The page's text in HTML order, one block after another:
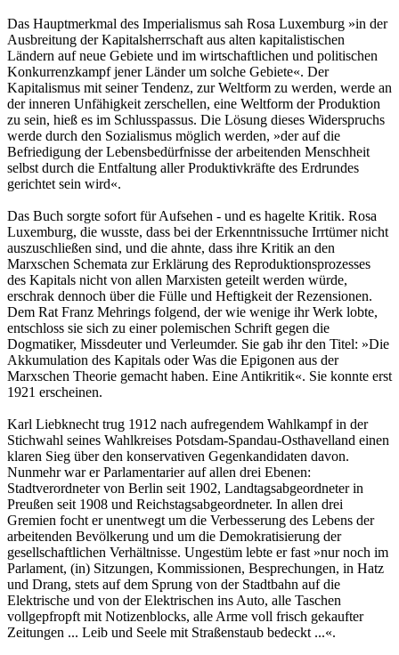
Das Hauptmerkmal des Imperialismus sah Rosa Luxemburg »in der
Ausbreitung der Kapitalsherrschaft aus alten kapitalistischen
Ländern auf neue Gebiete und im wirtschaftlichen und politischen
Konkurrenzkampf jener Länder um solche Gebiete«. Der
Kapitalismus mit seiner Tendenz, zur Weltform zu werden, werde an
der inneren Unfähigkeit zerschellen, eine Weltform der Produktion
zu sein, hieß es im Schlusspassus. Die Lösung dieses Widerspruchs
werde durch den Sozialismus möglich werden, »der auf die
Befriedigung der Lebensbedürfnisse der arbeitenden Menschheit
selbst durch die Entfaltung aller Produktivkräfte des Erdrundes
gerichtet sein wird«.
Das Buch sorgte sofort für Aufsehen - und es hagelte Kritik. Rosa
Luxemburg, die wusste, dass bei der Erkenntnissuche Irrtümer nicht
auszuschließen sind, und die ahnte, dass ihre Kritik an den
Marxschen Schemata zur Erklärung des Reproduktionsprozesses
des Kapitals nicht von allen Marxisten geteilt werden würde,
erschrak dennoch über die Fülle und Heftigkeit der Rezensionen.
Dem Rat Franz Mehrings folgend, der wie wenige ihr Werk lobte,
entschloss sie sich zu einer polemischen Schrift gegen die
Dogmatiker, Missdeuter und Verleumder. Sie gab ihr den Titel: »Die
Akkumulation des Kapitals oder Was die Epigonen aus der
Marxschen Theorie gemacht haben. Eine Antikritik«. Sie konnte erst
1921 erscheinen.
Karl Liebknecht trug 1912 nach aufregendem Wahlkampf in der
Stichwahl seines Wahlkreises Potsdam-Spandau-Osthavelland einen
klaren Sieg über den konservativen Gegenkandidaten davon.
Nunmehr war er Parlamentarier auf allen drei Ebenen:
Stadtverordneter von Berlin seit 1902, Landtagsabgeordneter in
Preußen seit 1908 und Reichstagsabgeordneter. In allen drei
Gremien focht er unentwegt um die Verbesserung des Lebens der
arbeitenden Bevölkerung und um die Demokratisierung der
gesellschaftlichen Verhältnisse. Ungestüm lebte er fast »nur noch im
Parlament, (in) Sitzungen, Kommissionen, Besprechungen, in Hatz
und Drang, stets auf dem Sprung von der Stadtbahn auf die
Elektrische und von der Elektrischen ins Auto, alle Taschen
vollgepfropft mit Notizenblocks, alle Arme voll frisch gekaufter
Zeitungen ... Leib und Seele mit Straßenstaub bedeckt ...«.